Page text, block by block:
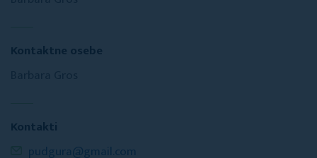
Kontaktne osebe
Kontakti
pudgura@gmail.com